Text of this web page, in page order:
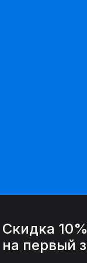
Скидка 10%
на первый